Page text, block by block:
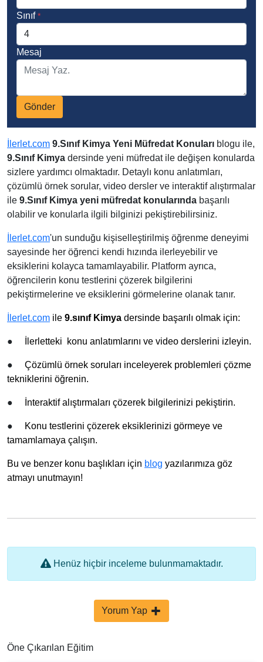
Sınıf*
Mesaj
Gönder
İlerlet.com 9.Sınıf Kimya Yeni Müfredat Konuları blogu ile,
9.Sınıf Kimya dersinde yeni müfredat ile değişen konularda
sizlere yardımcı olmaktadır. Detaylı konu anlatımları,
çözümlü örnek sorular, video dersler ve interaktif alıştırmalar
ile 9.Sınıf Kimya yeni müfredat konularında başarılı
olabilir ve konularla ilgili bilginizi pekiştirebilirsiniz.
İlerlet.com'un sunduğu kişiselleştirilmiş öğrenme deneyimi
sayesinde her öğrenci kendi hızında ilerleyebilir ve
eksiklerini kolayca tamamlayabilir. Platform ayrıca,
öğrencilerin konu testlerini çözerek bilgilerini
pekiştirmelerine ve eksiklerini görmelerine olanak tanır.
İlerlet.com ile 9.sınıf Kimya dersinde başarılı olmak için:
● İlerletteki konu anlatımlarını ve video derslerini izleyin.
● Çözümlü örnek soruları inceleyerek problemleri çözme
tekniklerini öğrenin.
● İnteraktif alıştırmaları çözerek bilgilerinizi pekiştirin.
●
Konu testlerini çözerek eksiklerinizi görmeye ve
tamamlamaya çalışın.
Bu ve benzer konu başlıkları için blog yazılarımıza göz
atmayı unutmayın!
Henüz hiçbir inceleme bulunmamaktadır.
Yorum Yap
Öne Çıkarılan Eğitim